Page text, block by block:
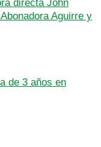
directa John
Aguirre y
de 3 años en